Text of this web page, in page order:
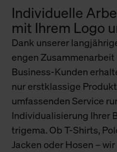
Individuelle
mit Ihrem Logo
Dank unserer
engen
Business-Kunden
nur erstklassige
umfassenden Service
Individualisierung Ihrer
trigema. Ob T-Shirts,
Jacken oder Hosen –